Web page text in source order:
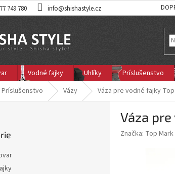
749 780 info@shishastyle.cz
Vodné fajky Uhlíky Príslušenstvo
Príslušenstvo Vázy Váza pre vodné fajky
Váza
Značka: Top Mark